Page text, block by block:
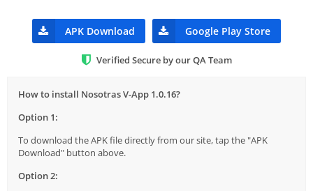
APK Download Google Play Store
Verified Secure by our QA Team
How to install Nosotras V-App 1.0.16?
Option 1:
To download the APK file directly from our site, tap the "APK
Download" button above.
Option 2: